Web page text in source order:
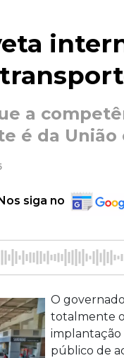
a
é da União
siga no
O
totalmente
implantação
público de